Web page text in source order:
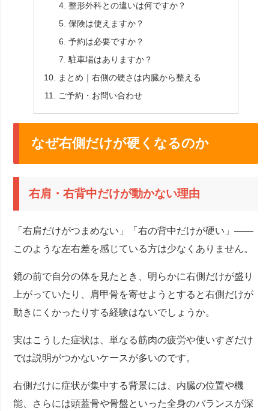
整形外科との違いは何ですか？
保険は使えますか？
予約は必要ですか？
駐車場はありますか？
まとめ｜右側の硬さは内臓から整える
ご予約・お問い合わせ
なぜ右側だけが硬くなるのか
右肩・右背中だけが動かない理由
「右肩だけがつまめない」「右の背中だけが硬い」――
このような左右差を感じている方は少なくありません。
鏡の前で自分の体を見たとき、明らかに右側だけが盛り
上がっていたり、肩甲骨を寄せようとすると右側だけが
動きにくかったりする経験はないでしょうか。
実はこうした症状は、単なる筋肉の疲労や使いすぎだけ
では説明がつかないケースが多いのです。
右側だけに症状が集中する背景には、内臓の位置や機
能、さらには頭蓋骨や骨盤といった全身のバランスが深